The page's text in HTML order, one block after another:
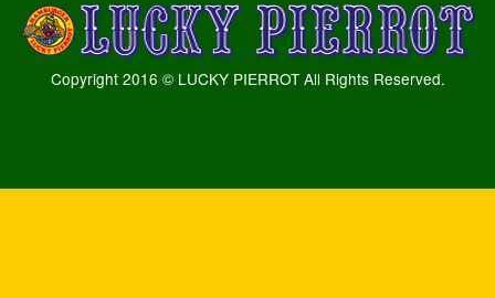
Copyright 2016 © LUCKY PIERROT All Rights Reserved.